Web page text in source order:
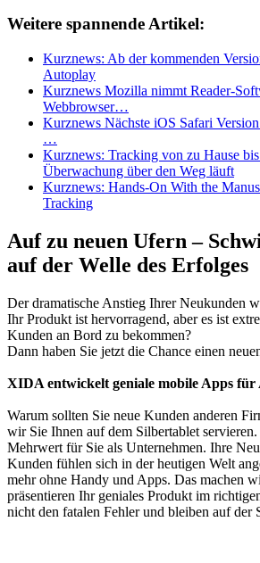
Weitere spannende Artikel:
Kurznews: Ab der kommenden
Autoplay
Kurznews Mozilla nimmt Reader-
Webbrowser…
Kurznews Nächste iOS Safari
…
Kurznews: Tracking von zu Hause
Überwachung über den Weg läuft
Kurznews: Hands-On With the
Tracking
Auf zu neuen Ufern –
auf der Welle des Erfolges
Der dramatische Anstieg Ihrer Neukunden
Ihr Produkt ist hervorragend, aber es ist
Kunden an Bord zu bekommen?
Dann haben Sie jetzt die Chance einen
XIDA entwickelt geniale mobile Apps
Warum sollten Sie neue Kunden anderen
wir Sie Ihnen auf dem Silbertablet
Mehrwert für Sie als Unternehmen. Ihre
Kunden fühlen sich in der heutigen Welt
mehr ohne Handy und Apps. Das machen
präsentieren Ihr geniales Produkt im
nicht den fatalen Fehler und bleiben auf der